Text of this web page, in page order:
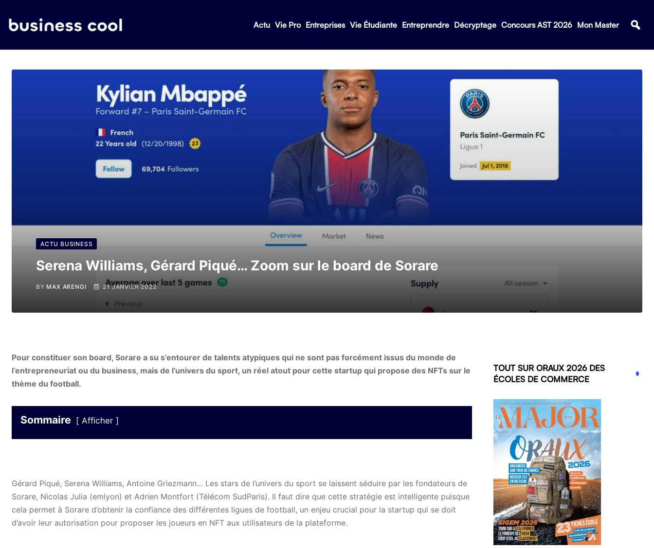
Actu Vie Pro Entreprises Vie Étudiante Entreprendre Décryptage Concours AST 2026 Mon Master
ACTU BUSINESS
Serena Williams, Gérard Piqué… Zoom sur le board de Sorare
BY MAX ARENGI 21 JANVIER 2022
Pour constituer son board, Sorare a su s’entourer de talents atypiques qui ne sont pas forcément issus du monde de
l’entrepreneuriat ou du business, mais de l’univers du sport, un réel atout pour cette startup qui propose des NFTs sur le
thème du football.
Sommaire Afficher
Gérard Piqué, Serena Williams, Antoine Griezmann… Les stars de l’univers du sport se laissent séduire par les fondateurs de
Sorare, Nicolas Julia (emlyon) et Adrien Montfort (Télécom SudParis). Il faut dire que cette stratégie est intelligente puisque
cela permet à Sorare d’obtenir la confiance des différentes ligues de football, un enjeu crucial pour la startup qui se doit
d’avoir leur autorisation pour proposer les joueurs en NFT aux utilisateurs de la plateforme.
TOUT SUR ORAUX 2026 DES
ÉCOLES DE COMMERCE